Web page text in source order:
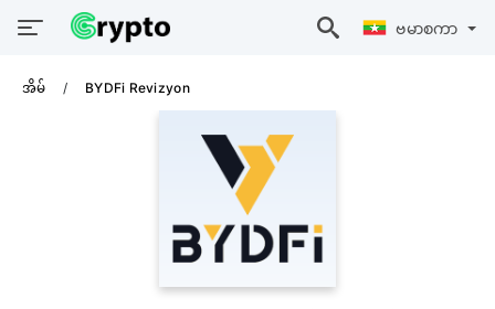
ဗမာစကာ
အိမ် BYDFi Revizyon